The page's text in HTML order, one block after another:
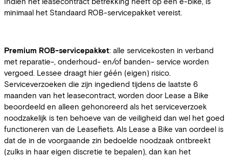
minimaal het Standaard ROB-servicepakket vereist.
Premium ROB-servicepakket: alle servicekosten in verband
met reparatie-, onderhoud- en/of banden- service worden
vergoed. Lessee draagt hier géén (eigen) risico.
Serviceverzoeken die zijn ingediend tijdens de laatste 6
maanden van het leasecontract, worden door Lease a Bike
beoordeeld en alleen gehonoreerd als het serviceverzoek
noodzakelijk is ten behoeve van de veiligheid dan wel het goed
functioneren van de Leasefiets. Als Lease a Bike van oordeel is
dat de in de voorgaande zin bedoelde noodzaak ontbreekt
(zulks in haar eigen discretie te bepalen), dan kan het